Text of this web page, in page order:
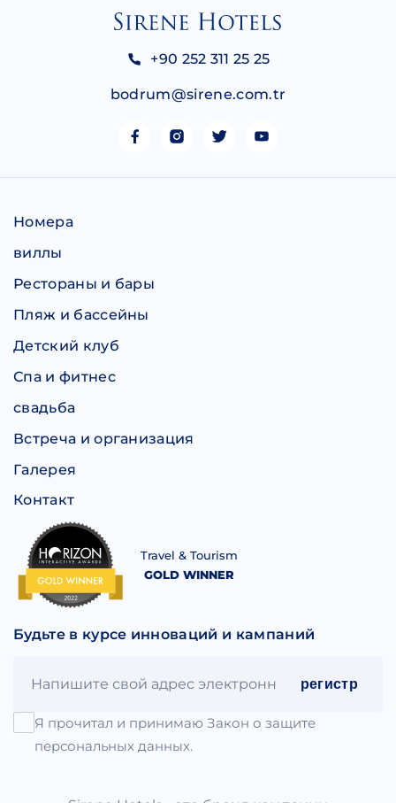
+90 252 311 25 25
bodrum@sirene.com.tr
Номера
виллы
Рестораны и бары
Пляж и бассейны
Детский клуб
Спа и фитнес
свадьба
Встреча и организация
Галерея
Контакт
Travel & Tourism
GOLD WINNER
Будьте в курсе инноваций и кампаний
регистр
Я прочитал и принимаю Закон о защите
персональных данных.